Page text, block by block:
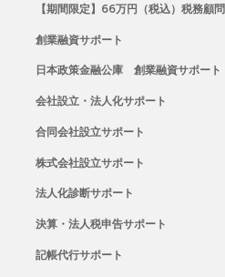
【期間限定】66万円（税込）税務顧
創業融資サポート
日本政策金融公庫 創業融資サポート
会社設立・法人化サポート
合同会社設立サポート
株式会社設立サポート
法人化診断サポート
決算・法人税申告サポート
記帳代行サポート